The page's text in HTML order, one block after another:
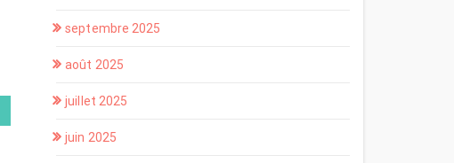
septembre 2025
août 2025
juillet 2025
juin 2025